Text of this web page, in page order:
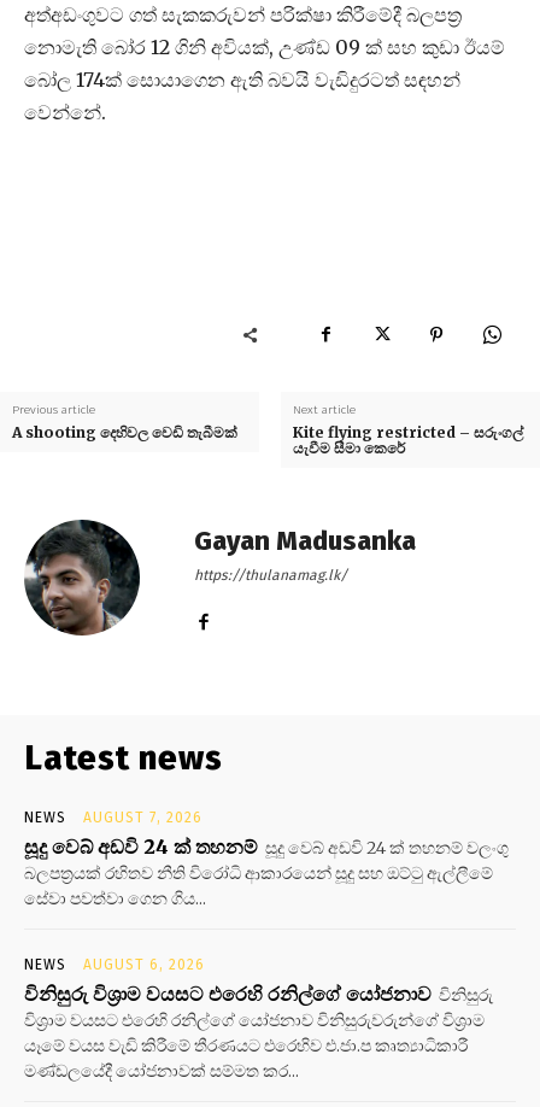
අත්අඩංගුවට ගත් සැකකරුවන් පරික්ෂා කිරීමේදී බලපත්‍ර
නොමැති බෝර 12 ගිනි අවියක්, උණ්ඩ 09 ක් සහ කුඩා ඊයම්
බෝල 174ක් සොයාගෙන ඇති බවයි වැඩිදුරටත් සඳහන්
වෙන්නේ.
Previous article
A shooting දෙහිවල වෙඩි තැබීමක්
Next article
Kite flying restricted – සරුංගල්
යැවීම සීමා කෙරේ
Gayan Madusanka
https://thulanamag.lk/
Latest news
NEWS AUGUST 7, 2026
සූදු වෙබ් අඩවි 24 ක් තහනම් සූදු වෙබ් අඩවි 24 ක් තහනම් වලංගු
බලපත්‍රයක් රහිතව නීති විරෝධි ආකාරයෙන් සූදු සහ ඔට්ටු ඇල්ලීමේ
සේවා පවත්වා ගෙන ගිය...
NEWS AUGUST 6, 2026
විනිසුරු විශ්‍රාම වයසට එරෙහි රනිල්ගේ යෝජනාව විනිසුරු
විශ්‍රාම වයසට එරෙහි රනිල්ගේ යෝජනාව විනිසුරුවරුන්ගේ විශ්‍රාම
යෑමේ වයස වැඩි කිරීමේ තීරණයට එරෙහිව එ.ජා.ප කෘත්‍යාධිකාරී
මණ්ඩලයේදී යෝජනාවක් සම්මත කර...